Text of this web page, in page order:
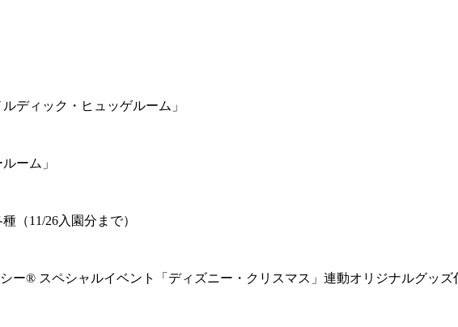
ディック・ヒュッゲルーム」
ーム」
（11/26入園分まで）
ー® スペシャルイベント「ディズニー・クリスマス」連動オリジナルグッズ